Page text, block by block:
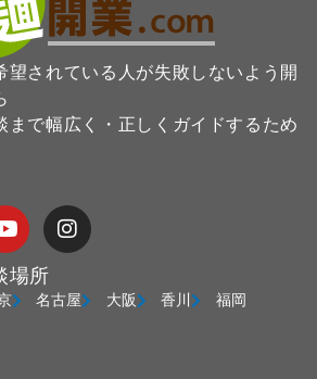
望されている人が失敗しないよう開
まで幅広く・正しくガイドするため
Y
o
u
t
u
b
I
n
s
a
g
場所
名古屋 大阪 香川
福岡